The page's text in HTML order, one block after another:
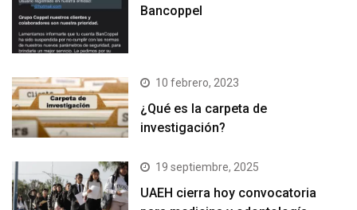
Bancoppel
10 febrero, 2023
¿Qué es la carpeta de
investigación?
19 septiembre, 2025
UAEH cierra hoy convocatoria